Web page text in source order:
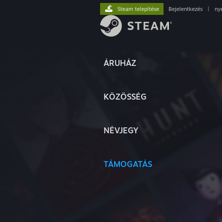
ÁRUHÁZ
KÖZÖSSÉG
NÉVJEGY
TÁMOGATÁS
Steam telepítése Bejelentkezés